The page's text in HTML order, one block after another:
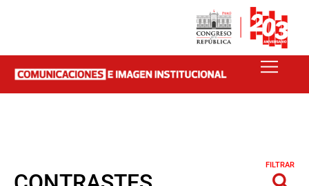
FILTRAR